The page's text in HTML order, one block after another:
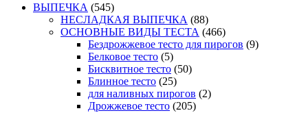
ВЫПЕЧКА (545)
НЕСЛАДКАЯ ВЫПЕЧКА (88)
ОСНОВНЫЕ ВИДЫ ТЕСТА (466)
Бездрожжевое тесто для пирогов (9)
Белковое тесто (5)
Бисквитное тесто (50)
Блинное тесто (25)
для наливных пирогов (2)
Дрожжевое тесто (205)